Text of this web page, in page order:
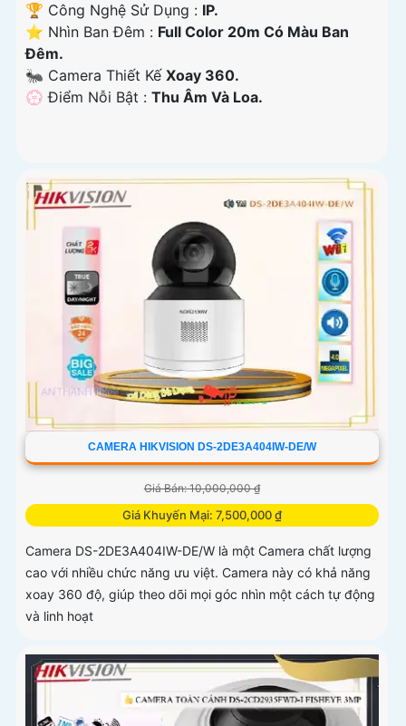
🏆 Công Nghệ Sử Dụng : IP.
⭐ Nhìn Ban Đêm : Full Color 20m Có Màu Ban
Ðêm.
🐜 Camera Thiết Kế Xoay 360.
️💮 Điểm Nỗi Bật : Thu Âm Và Loa.
CAMERA HIKVISION DS-2DE3A404IW-DE/W
Giá Bán: 10,000,000 ₫
Giá Khuyến Mại: 7,500,000 ₫
Camera DS-2DE3A404IW-DE/W là một Camera chất lượng
cao với nhiều chức năng ưu việt. Camera này có khả năng
xoay 360 độ, giúp theo dõi mọi góc nhìn một cách tự động
và linh hoạt